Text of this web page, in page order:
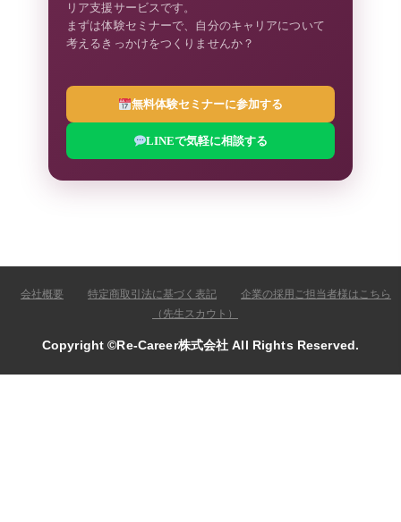
リア支援サービスです。
まずは体験セミナーで、自分のキャリアについて
考えるきっかけをつくりませんか？
無料体験セミナーに参加する
LINEで気軽に相談する
会社概要 特定商取引法に基づく表記
企業の採用ご担当者様はこちら
（先生スカウト）
Copyright ©Re-Career株式会社 All Rights Reserved.